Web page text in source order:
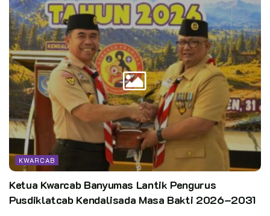
KWARCAB
Ketua Kwarcab Banyumas Lantik Pengurus
Pusdiklatcab Kendalisada Masa Bakti 2026–2031